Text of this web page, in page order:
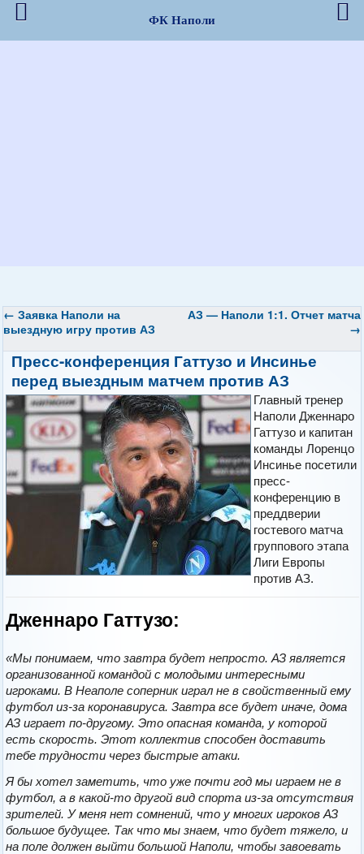
← Заявка Наполи на
выездную игру против АЗ
АЗ — Наполи 1:1. Отчет матча
→
Пресс-конференция Гаттузо и Инсинье
перед выездным матчем против АЗ
Главный тренер
Наполи Дженнаро
Гаттузо и капитан
команды Лоренцо
Инсинье посетили
пресс-
конференцию в
преддверии
гостевого матча
группового этапа
Лиги Европы
против АЗ.
Дженнаро Гаттузо:
«Мы понимаем, что завтра будет непросто. АЗ является
организованной командой с молодыми интересными
игроками. В Неаполе соперник играл не в свойственный ему
футбол из-за коронавируса. Завтра все будет иначе, дома
АЗ играет по-другому. Это опасная команда, у которой
есть скорость. Этот коллектив способен доставить
тебе трудности через быстрые атаки.
Я бы хотел заметить, что уже почти год мы играем не в
футбол, а в какой-то другой вид спорта из-за отсутствия
зрителей. У меня нет сомнений, что у многих игроков АЗ
большое будущее. Так что мы знаем, что будет тяжело, и
на поле должен выйти большой Наполи, чтобы завоевать
ФК Наполи